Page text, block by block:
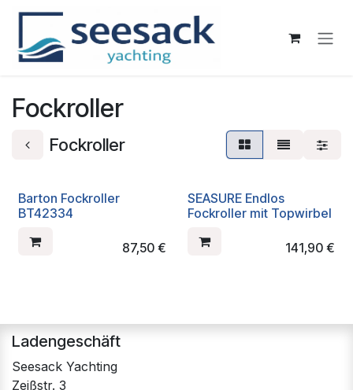
Zum Inhalt springen
Fockroller
Fockroller
Barton Fockroller
BT42334
87,50€
SEASURE Endlos
Fockroller mit Topwirbel
141,90 €
Ladengeschäft
Seesack Yachting
Zeißstr. 3